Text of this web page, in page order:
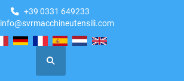
+39 0331 649233
info@svrmacchineutensili.com
Cerca